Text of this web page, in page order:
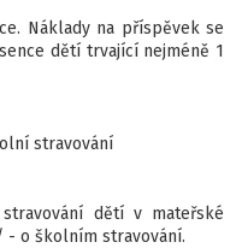
Náklady na příspěvek se
dětí trvající nejméně 1
stravování
dětí v mateřské
- o školním stravování.